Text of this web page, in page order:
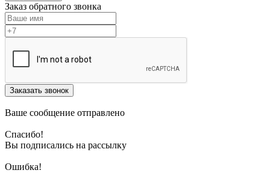
Заказ обратного звонка
Заказать звонок
Ваше сообщение отправлено
Спасибо!
Вы подписались на рассылку
Ошибка!